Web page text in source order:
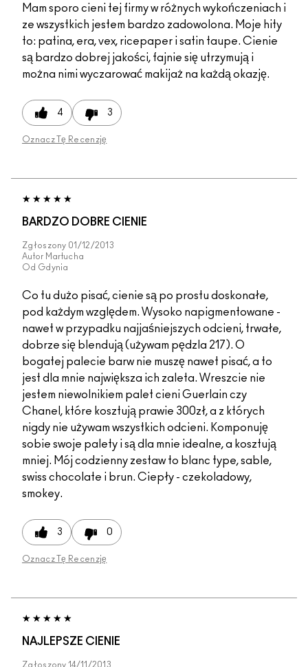
Mam sporo cieni tej firmy w różnych wykończeniach i
ze wszystkich jestem bardzo zadowolona. Moje hity
to: patina, era, vex, ricepaper i satin taupe. Cienie
są bardzo dobrej jakości, fajnie się utrzymują i
można nimi wyczarować makijaż na każdą okazję.
4 3
Oznacz Tę Recenzję
BARDZO DOBRE CIENIE
Zgłoszony 01/12/2013
Autor Martucha
Od Gdynia
Co tu dużo pisać, cienie są po prostu doskonałe,
pod każdym względem. Wysoko napigmentowane -
nawet w przypadku najjaśniejszych odcieni, trwałe,
dobrze się blendują (używam pędzla 217). O
bogatej palecie barw nie muszę nawet pisać, a to
jest dla mnie największa ich zaleta. Wreszcie nie
jestem niewolnikiem palet cieni Guerlain czy
Chanel, które kosztują prawie 300zł, a z których
nigdy nie używam wszystkich odcieni. Komponuję
sobie swoje palety i są dla mnie idealne, a kosztują
mniej. Mój codzienny zestaw to blanc type, sable,
swiss chocolate i brun. Ciepły - czekoladowy,
smokey.
3 0
Oznacz Tę Recenzję
NAJLEPSZE CIENIE
Zgłoszony 14/11/2013